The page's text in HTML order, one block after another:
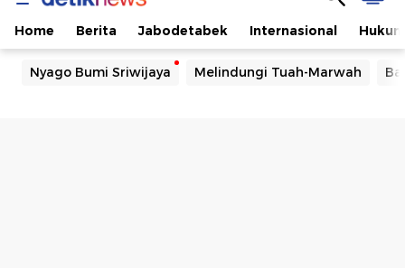
Home Berita Jabodetabek Internasional Hukum
Nyago Bumi Sriwijaya Melindungi Tuah-Marwah